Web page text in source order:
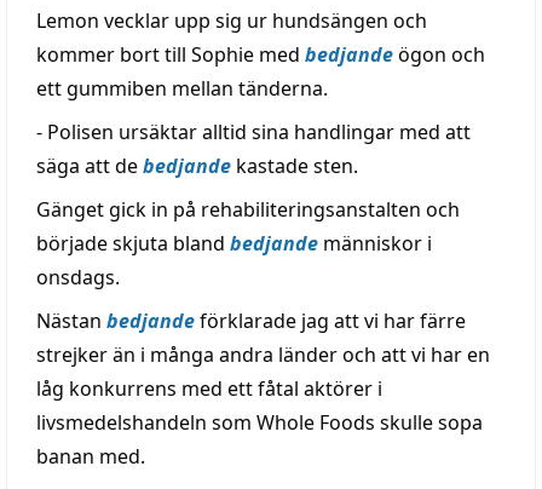
Lemon vecklar upp sig ur hundsängen och
kommer bort till Sophie med bedjandeögon och
ett gummiben mellan tänderna.
- Polisen ursäktar alltid sina handlingar med att
säga att debedjande kastade sten.
Gänget gick in på rehabiliteringsanstalten och
började skjuta bland bedjande människor i
onsdags.
Nästan bedjandeförklarade jag att vi har färre
strejker än i många andra länder och att vi har en
låg konkurrens med ett fåtal aktörer i
livsmedelshandeln som Whole Foods skulle sopa
banan med.